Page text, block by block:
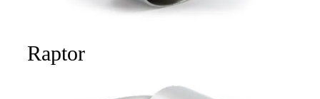
Raptor